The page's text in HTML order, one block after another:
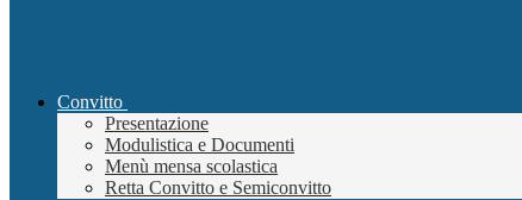
Convitto
Presentazione
Modulistica e Documenti
Menù mensa scolastica
Retta Convitto e Semiconvitto